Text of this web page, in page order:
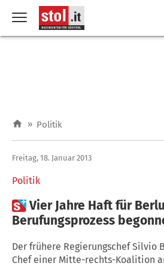
» Politik
Politik
Freitag, 18. Januar 2013
Vier Jahre Haft für
Berufungsprozess
Der frühere Regierungschef Silvio
Chef einer Mitte-rechts-Koalition